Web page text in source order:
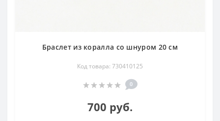
Браслет из коралла со шнуром 20 см
Код товара: 730410125
0
700 руб.